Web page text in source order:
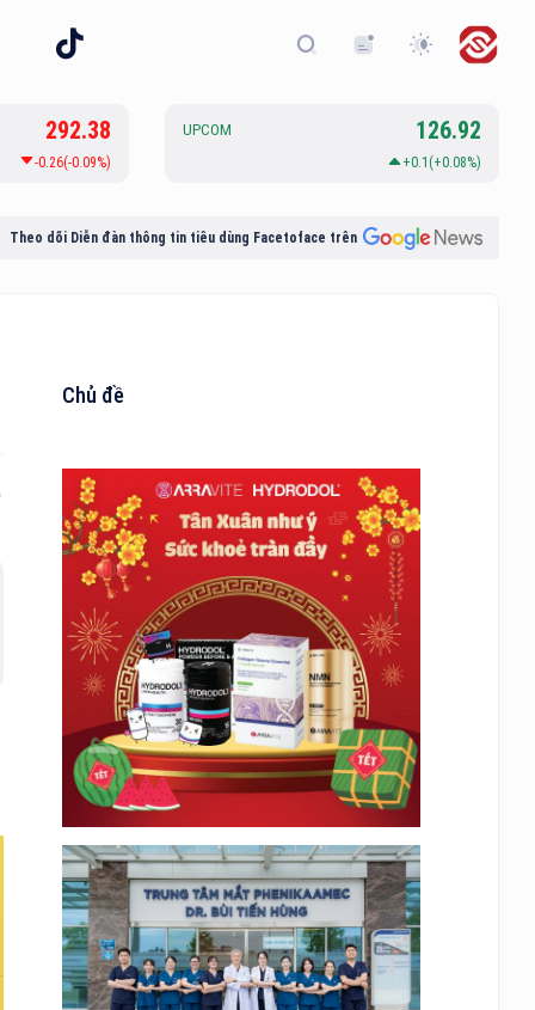
292.38
-0.26(-0.09%)
UPCOM 126.92
+0.1(+0.08%)
Theo dõi Diễn đàn thông tin tiêu dùng Facetoface trên
Chủ đề